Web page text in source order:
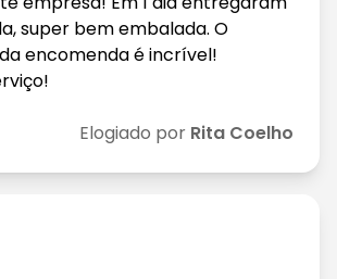
super bem embalada. O
encomenda é incrível!
Elogiado por Rita Coelho